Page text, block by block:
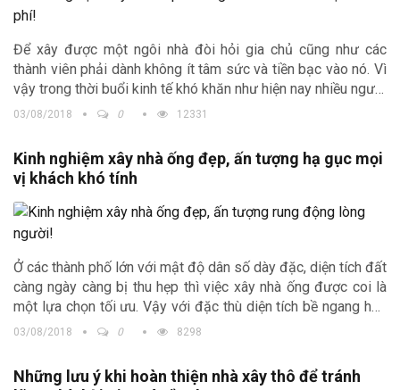
Để xây được một ngôi nhà đòi hỏi gia chủ cũng như các
thành viên phải dành không ít tâm sức và tiền bạc vào nó. Vì
vậy trong thời buổi kinh tế khó khăn như hiện nay nhiều người
đã chọn xây cho mình một căn nhà cấp 4 để ở, hay đơn giản
nhà cao tầng. Hiểu được nhu cầu đó, Trịnh Gia xin được chia
sẻ một vàikinh nghiệm xây nhà cấp 4đáp ứng đúng nhu
cầu với chi phí hợp lý, gia chủ cùng tham khảo nhé.
03/08/2018 0 12331
Kinh nghiệm xây nhà ống đẹp, ấn tượng hạ gục mọi
vị khách khó tính
Ở các thành phố lớn với mật độ dân số dày đặc, diện tích đất
càng ngày càng bị thu hẹp thì việc xây nhà ống được coi là
một lựa chọn tối ưu. Vậy với đặc thù diện tích bề ngang hẹp
thì nên xây dựng nhà ống như thế nào để ngôi nhà không còn
vài điều lưu ý khi xây nhà ống đẹp, ấn tượng, có công năng
sử dụng cao.
03/08/2018 0 8298
Những lưu ý khi hoàn thiện nhà xây thô để tránh